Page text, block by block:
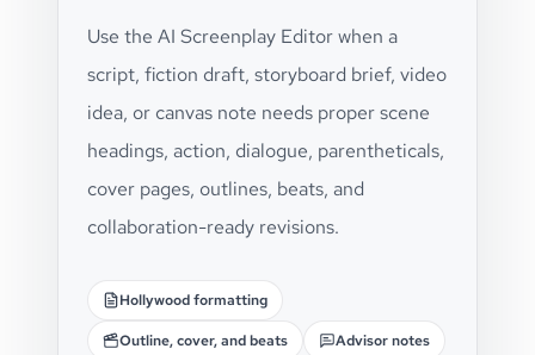
Use the AI Screenplay Editor when a
script, fiction draft, storyboard brief, video
idea, or canvas note needs proper scene
headings, action, dialogue, parentheticals,
cover pages, outlines, beats, and
collaboration-ready revisions.
Hollywood formatting
Outline, cover, and beats Advisor notes